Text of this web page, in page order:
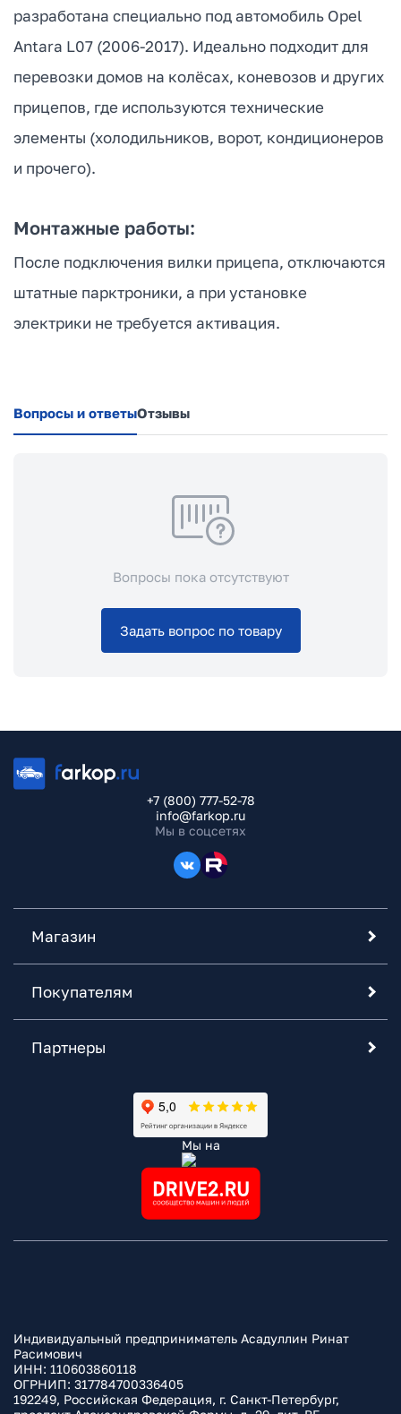
разработана специально под автомобиль Opel
Antara L07 (2006-2017). Идеально подходит для
перевозки домов на колёсах, коневозов и других
прицепов, где используются технические
элементы (холодильников, ворот, кондиционеров
и прочего).
Монтажные работы:
После подключения вилки прицепа, отключаются
штатные парктроники, а при установке
электрики не требуется активация.
Вопросы и ответыОтзывы
Вопросы пока отсутствуют
Задать вопрос по товару
+7 (800) 777-52-78
info@farkop.ru
Мы в соцсетях
Магазин
Покупателям
Партнеры
Мы на
Индивидуальный предприниматель Асадуллин Ринат
Расимович
ИНН: 110603860118
ОГРНИП: 317784700336405
192249, Российская Федерация, г. Санкт-Петербург,